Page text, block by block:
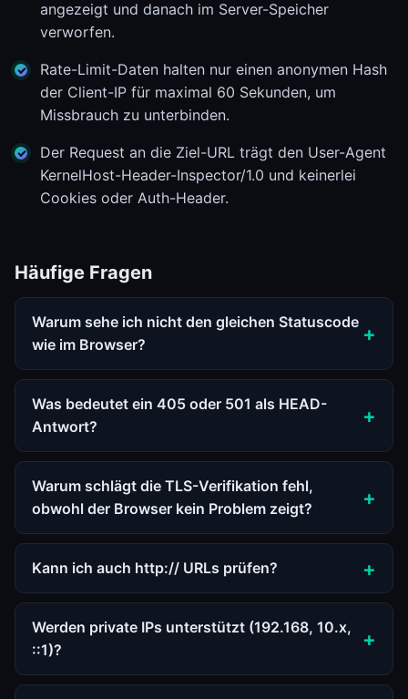
angezeigt und danach im Server-Speicher
verworfen.
Rate-Limit-Daten halten nur einen anonymen Hash
der Client-IP für maximal 60 Sekunden, um
Missbrauch zu unterbinden.
Der Request an die Ziel-URL trägt den User-Agent
KernelHost-Header-Inspector/1.0 und keinerlei
Cookies oder Auth-Header.
Häufige Fragen
Warum sehe ich nicht den gleichen Statuscode
wie im Browser?
Was bedeutet ein 405 oder 501 als HEAD-
Antwort?
Warum schlägt die TLS-Verifikation fehl,
obwohl der Browser kein Problem zeigt?
Kann ich auch http:// URLs prüfen?
Werden private IPs unterstützt (192.168, 10.x,
::1)?